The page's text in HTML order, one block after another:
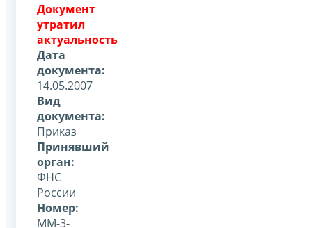
Документ
утратил
актуальность
Дата
документа:
14.05.2007
Вид
документа:
Приказ
Принявший
орган:
ФНС
России
Номер:
ММ-3-